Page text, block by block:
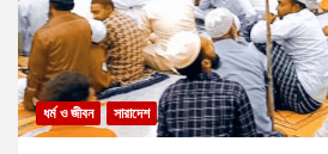
ধর্ম ও জীবন সারাদেশ